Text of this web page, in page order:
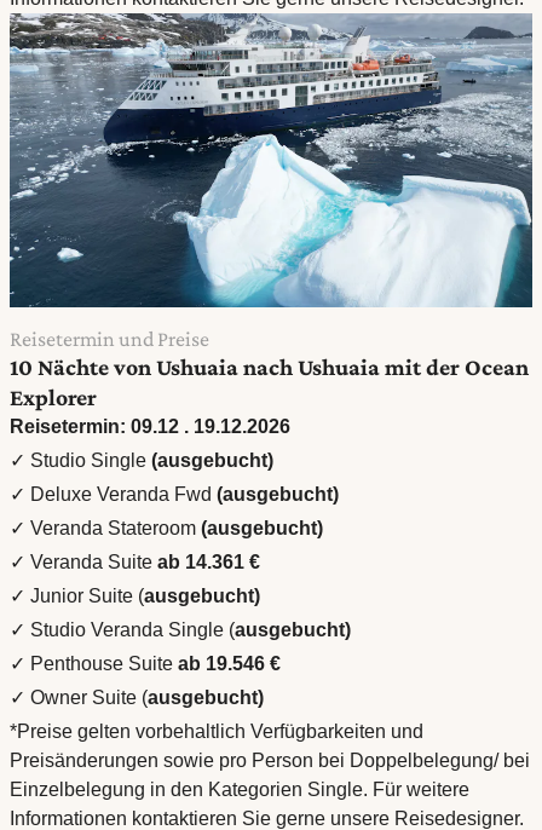
Reisetermin und Preise
10 Nächte von Ushuaia nach Ushuaia mit der Ocean
Explorer
Reisetermin: 09.12 . 19.12.2026
✓ Studio Single (ausgebucht)
✓ Deluxe Veranda Fwd (ausgebucht)
✓ Veranda Stateroom (ausgebucht)
✓ Veranda Suite ab 14.361 €
✓ Junior Suite (ausgebucht)
✓ Studio Veranda Single (ausgebucht)
✓ Penthouse Suite ab 19.546 €
✓ Owner Suite (ausgebucht)
*Preise gelten vorbehaltlich Verfügbarkeiten und
Preisänderungen sowie pro Person bei Doppelbelegung/ bei
Einzelbelegung in den Kategorien Single. Für weitere
Informationen kontaktieren Sie gerne unsere Reisedesigner.